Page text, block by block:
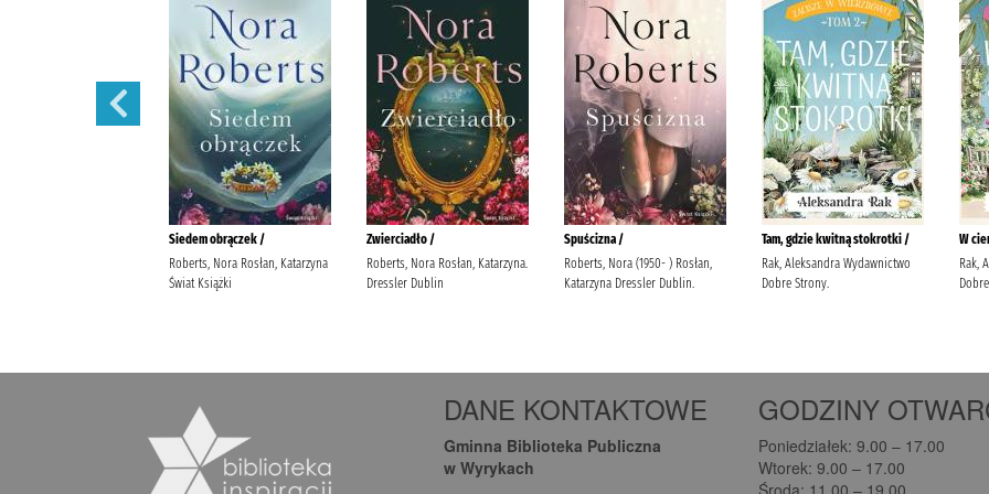
DANE KONTAKTOWE
Gminna Biblioteka Publiczna
w Wyrykach
GODZINY
Poniedziałek: 9.00 – 17.00
Wtorek: 9.00 – 17.00
Środa: 11.00 – 19.00